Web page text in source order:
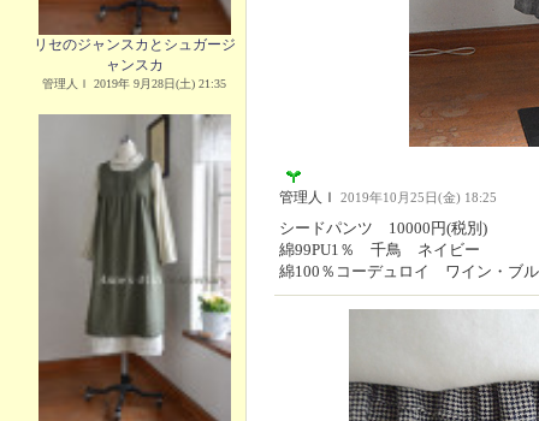
リセのジャンスカとシュガージ
ャンスカ
管理人Ｉ 2019年 9月28日(土) 21:35
管理人Ｉ 2019年10月25日(金) 18:25
シードパンツ 10000円(税別)
綿99PU1％ 千鳥 ネイビー
綿100％コーデュロイ ワイン・ブ